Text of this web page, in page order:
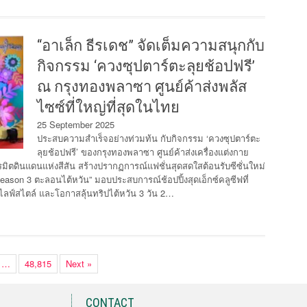
“อาเล็ก ธีรเดช” จัดเต็มความสนุกกับ
กิจกรรม ‘ควงซุปตาร์ตะลุยช้อปฟรี’
ณ กรุงทองพลาซา ศูนย์ค้าส่งพลัส
ไซซ์ที่ใหญ่ที่สุดในไทย
25 September 2025
ประสบความสำเร็จอย่างท่วมท้น กับกิจกรรม ‘ควงซุปตาร์ตะ
ลุยช้อปฟรี’ ของกรุงทองพลาซา ศูนย์ค้าส่งเครื่องแต่งกาย
มิตดินแดนแห่งสีสัน สร้างปรากฏการณ์แฟชั่นสุดสดใสต้อนรับซีซั่นใหม่
3 ตะลอนไต้หวัน” มอบประสบการณ์ช้อปปิ้งสุดเอ็กซ์คลูซีฟที่
ฟ์สไตล์ และโอกาสลุ้นทริปไต้หวัน 3 วัน 2…
… 48,815 Next »
CONTACT